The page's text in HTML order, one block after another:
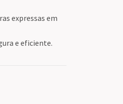
expressas em
e eficiente.